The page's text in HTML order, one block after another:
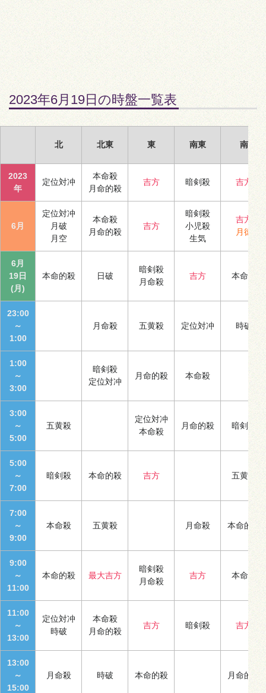
2023年6月19日の時盤一覧表
北 北東 東 南東 南
2023
年
定位対冲
本命殺
月命的殺
吉方 暗剣殺 吉方
6月
定位対冲
月破
月空
本命殺
月命的殺
吉方
暗剣殺
小児殺
生気
吉方
月徳
6月
19日
(月)
本命的殺 日破
暗剣殺
月命殺
吉方 本命殺
23:00
～
1:00
月命殺 五黄殺 定位対冲 時破
1:00
～
3:00
暗剣殺
定位対冲
月命的殺 本命殺
3:00
～
5:00
五黄殺
定位対冲
本命殺
月命的殺 暗剣殺
5:00
～
7:00
暗剣殺 本命的殺 吉方 五黄殺
7:00
～
9:00
本命殺 五黄殺 月命殺 本命的殺
9:00
～
11:00
本命的殺 最大吉方
暗剣殺
月命殺
吉方 本命殺
11:00
～
13:00
定位対冲
時破
本命殺
月命的殺
吉方 暗剣殺 吉方
13:00
～
15:00
月命殺 時破 本命的殺 月命的殺